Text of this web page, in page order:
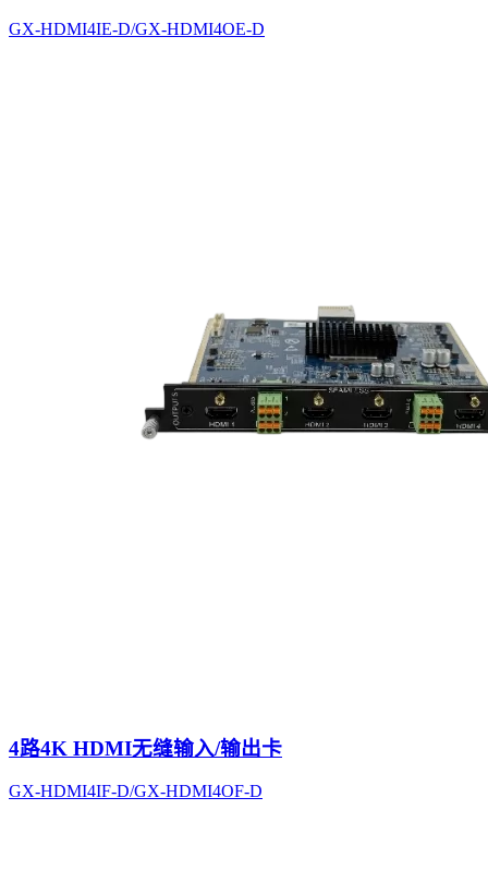
GX-HDMI4IE-D/GX-HDMI4OE-D
4路4K HDMI无缝输入/输出卡
GX-HDMI4IF-D/GX-HDMI4OF-D